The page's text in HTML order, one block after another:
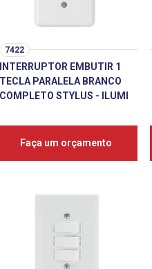
7422
INTERRUPTOR EMBUTIR 1
TECLA PARALELA BRANCO
COMPLETO STYLUS - ILUMI
Faça um orçamento